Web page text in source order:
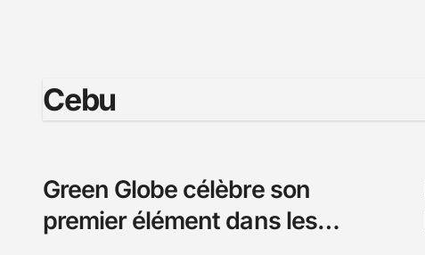
Cebu
Green Globe célèbre son
premier élément dans les